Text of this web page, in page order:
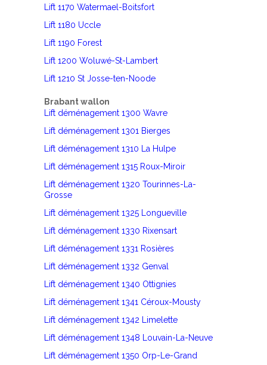
Lift 1170 Watermael-Boitsfort
Lift 1180 Uccle
Lift 1190 Forest
Lift 1200 Woluwé-St-Lambert
Lift 1210 St Josse-ten-Noode
Brabant wallon
Lift déménagement 1300 Wavre
Lift déménagement 1301 Bierges
Lift déménagement 1310 La Hulpe
Lift déménagement 1315 Roux-Miroir
Lift déménagement 1320 Tourinnes-La-
Grosse
Lift déménagement 1325 Longueville
Lift déménagement 1330 Rixensart
Lift déménagement 1331 Rosières
Lift déménagement 1332 Genval
Lift déménagement 1340 Ottignies
Lift déménagement 1341 Céroux-Mousty
Lift déménagement 1342 Limelette
Lift déménagement 1348 Louvain-La-Neuve
Lift déménagement 1350 Orp-Le-Grand